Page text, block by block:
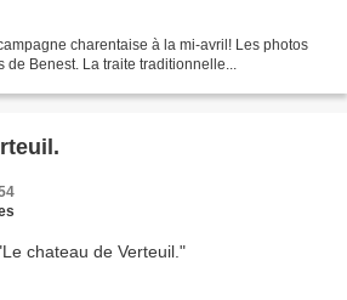
charentaise à la mi-avril! Les photos
Benest. La traite traditionnelle...